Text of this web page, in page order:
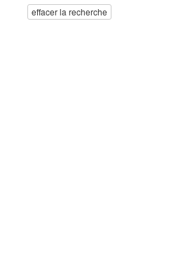
effacer la recherche